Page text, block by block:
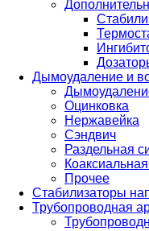
Дымоудаление и
Оцинковка
Нержавейка
Сэндвич
Раздельная
Прочее
Стабилизаторы
Трубопроводная